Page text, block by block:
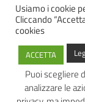
INFORMATIVA
Privacy e cookies
Informazioni
Comunicazioni e
dell’interessato
Usiamo i cookie
Cliccando
cookies
ACCETTA
Puoi scegliere
analizzare le